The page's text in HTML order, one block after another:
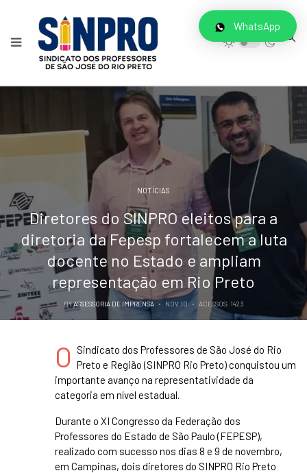
NOTÍCIAS
Diretores do SINPRO eleitos para a
diretoria da Fepesp fortalecem a luta
docente no Estado e ampliam
representação em Rio Preto
BYASSESSORIA DE IMPRENSA NOV 10 ACESSOS: 1423
O
Sindicato dos Professores de São José do Rio
Preto e Região (SINPRO Rio Preto) conquistou um
importante avanço na representatividade da
categoria em nível estadual.
Durante o XI Congresso da Federação dos
Professores do Estado de São Paulo (FEPESP),
realizado com sucesso nos dias 8 e 9 de novembro,
em Campinas, dois diretores do SINPRO Rio Preto
WhatsApp